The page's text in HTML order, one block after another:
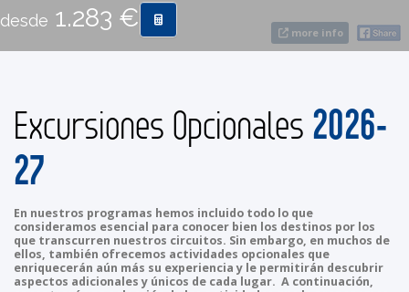
more info
desde 1.283 €
Excursiones Opcionales 2026-
27
En nuestros programas hemos incluido todo lo que
consideramos esencial para conocer bien los destinos por los
que transcurren nuestros circuitos. Sin embargo, en muchos de
ellos, también ofrecemos actividades opcionales que
enriquecerán aún más su experiencia y le permitirán descubrir
aspectos adicionales y únicos de cada lugar. A continuación,